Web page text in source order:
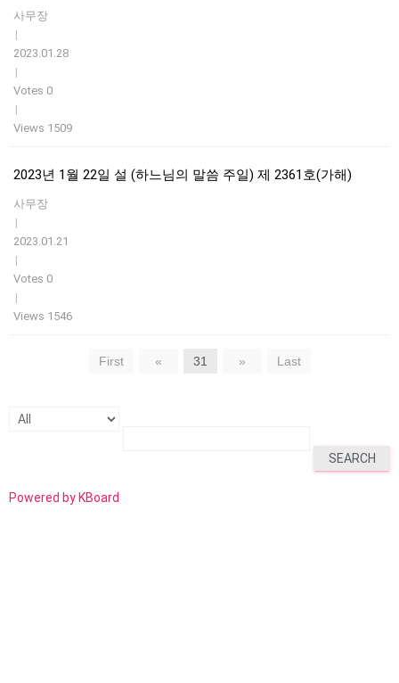
사무장
|
2023.01.28
|
Votes 0
|
Views 1509
2023년 1월 22일 설 (하느님의 말씀 주일) 제 2361호(가해)
사무장
|
2023.01.21
|
Votes 0
|
Views 1546
First « 31 » Last
SEARCH
Powered by KBoard